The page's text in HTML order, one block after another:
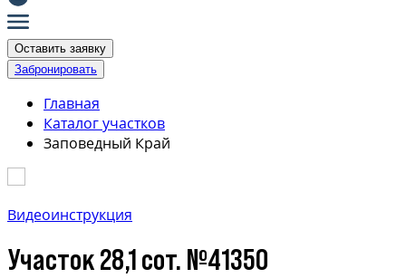
Оставить заявку
Забронировать
Главная
Каталог участков
Заповедный Край
Видеоинструкция
Участок 28,1 сот. №41350